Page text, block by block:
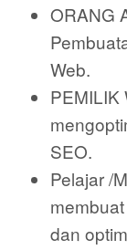
ORANG
Web.
PEMILIK
SEO.
Pelajar /
dan